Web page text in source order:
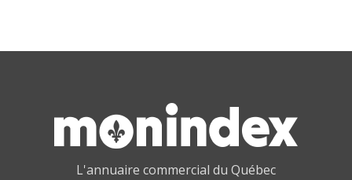
L'annuaire commercial du Québec